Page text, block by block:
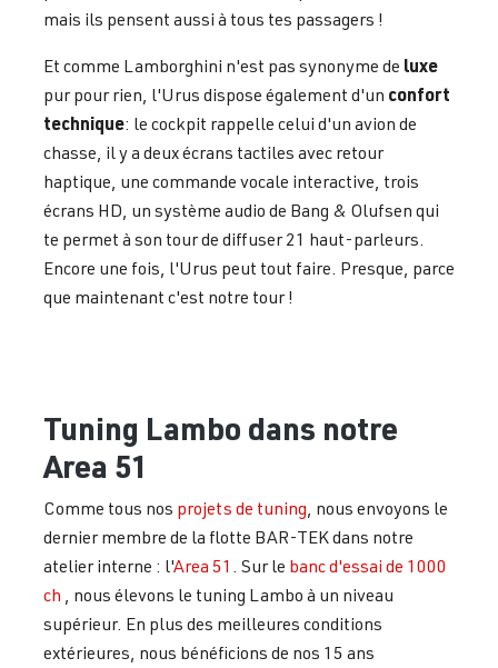
mais ils pensent aussi à tous tes passagers !
Et comme Lamborghini n'est pas synonyme de luxe
pur pour rien, l'Urus dispose également d'un confort
technique: le cockpit rappelle celui d'un avion de
chasse, il y a deux écrans tactiles avec retour
haptique, une commande vocale interactive, trois
écrans HD, un système audio de Bang & Olufsen qui
te permet à son tour de diffuser 21 haut-parleurs.
Encore une fois, l'Urus peut tout faire. Presque, parce
que maintenant c'est notre tour !
Tuning Lambo dans notre
Area 51
Comme tous nos projets de tuning , nous envoyons le
dernier membre de la flotte BAR-TEK dans notre
atelier interne : l'Area 51 . Sur le banc d'essai de 1000
ch
, nous élevons le tuning Lambo à un niveau
supérieur. En plus des meilleures conditions
extérieures, nous bénéficions de nos 15 ans